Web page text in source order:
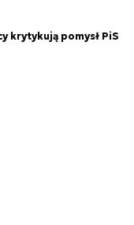
krytykują pomysł PiS